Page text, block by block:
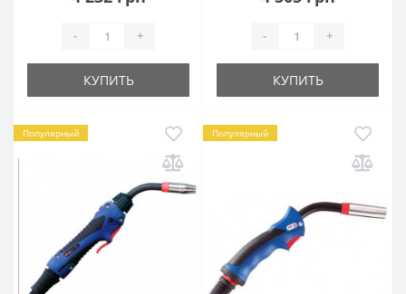
- +
КУПИТЬ
- +
КУПИТЬ
Популярный Популярный